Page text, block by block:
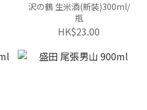
沢の鶴 生米酒(新裝)300ml/
瓶
HK$23.00